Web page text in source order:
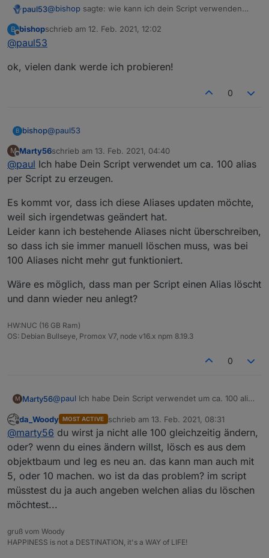
paul53@bishop sagte: wie kann ich dein Script verwenden
Nur nacheinander einzeln.
immer alles abändern wenn ich ein neuen Alias
Funktionsaufrufe eingegeben werden, ist also nicht
Reihenfolge beachtet werden muss.
B
Offline
bishopschrieb am 12. Feb. 2021, 12:02
zuletzt editiert von
@paul53
ok, vielen dank werde ich probieren!
0
B bishop@paul53
ok, vielen dank werde ich probieren!
M
Offline
Marty56schrieb am 13. Feb. 2021, 04:40
zuletzt editiert von
@paul Ich habe Dein Script verwendet um ca. 100 alias
per Script zu erzeugen.
Es kommt vor, dass ich diese Aliases updaten möchte,
weil sich irgendetwas geändert hat.
Leider kann ich bestehende Aliases nicht überschreiben,
so dass ich sie immer manuell löschen muss, was bei
100 Aliases nicht mehr gut funktioniert.
Wäre es möglich, dass man per Script einen Alias löscht
und dann wieder neu anlegt?
HW:NUC (16 GB Ram)
OS: Debian Bullseye, Promox V7, node v16.x npm 8.19.3
0
M Marty56@paul Ich habe Dein Script verwendet um ca. 100 alias
Es kommt vor, dass ich diese Aliases updaten möchte,
weil sich irgendetwas geändert hat.
Leider kann ich bestehende Aliases nicht
überschreiben, so dass ich sie immer manuell löschen
muss, was bei 100 Aliases nicht mehr gut funktioniert.
Wäre es möglich, dass man per Script einen Alias
löscht und dann wieder neu anlegt?
Offline
da_Woody MOST ACTIVE schrieb am 13. Feb. 2021, 08:31
zuletzt editiert von
@marty56 du wirst ja nicht alle 100 gleichzeitig ändern,
oder? wenn du eines ändern willst, lösch es aus dem
objektbaum und leg es neu an. das kann man auch mit
5, oder 10 machen. wo ist da das problem? im script
müsstest du ja auch angeben welchen alias du löschen
möchtest...
gruß vom Woody
HAPPINESS is not a DESTINATION, it's a WAY of LIFE!